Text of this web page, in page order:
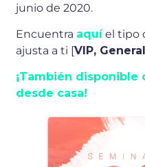
junio de 2020.
Encuentra aquíel tipo
ajusta a ti [VIP,
¡También disponible
desde casa!